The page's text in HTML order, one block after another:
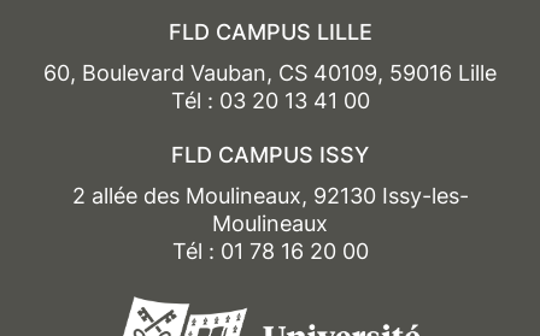
FLD CAMPUS LILLE
60, Boulevard Vauban, CS 40109, 59016 Lille
Tél : 03 20 13 41 00
FLD CAMPUS ISSY
2 allée des Moulineaux, 92130 Issy-les-
Moulineaux
Tél : 01 78 16 20 00